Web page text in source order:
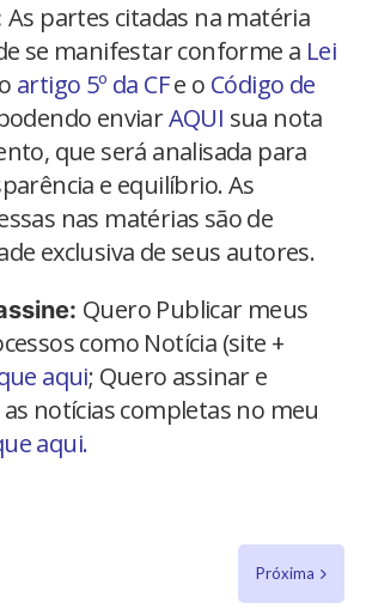
As partes citadas na matéria
se manifestar conforme a Lei
artigo 5º da CFe o Código de
enviarAQUI sua nota
que será analisada para
e equilíbrio. As
nas matérias são de
exclusiva de seus autores.
Quero Publicar meus
como Notícia (site +
aqui; Quero assinar e
notícias completas no meu
aqui.
Próxima